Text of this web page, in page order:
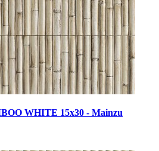
WHITE 15x30 - Mainzu